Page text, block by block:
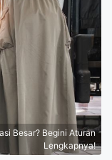
Besar? Begini Aturan
Lengkapnya!